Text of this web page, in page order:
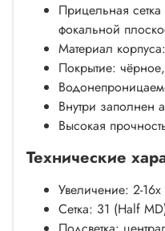
Прицельная
фокальной
Материал
Покрытие:
Внутри заполнен
Высокая
Технические
Увеличение: 2-16х
Сетка: 31 (Half